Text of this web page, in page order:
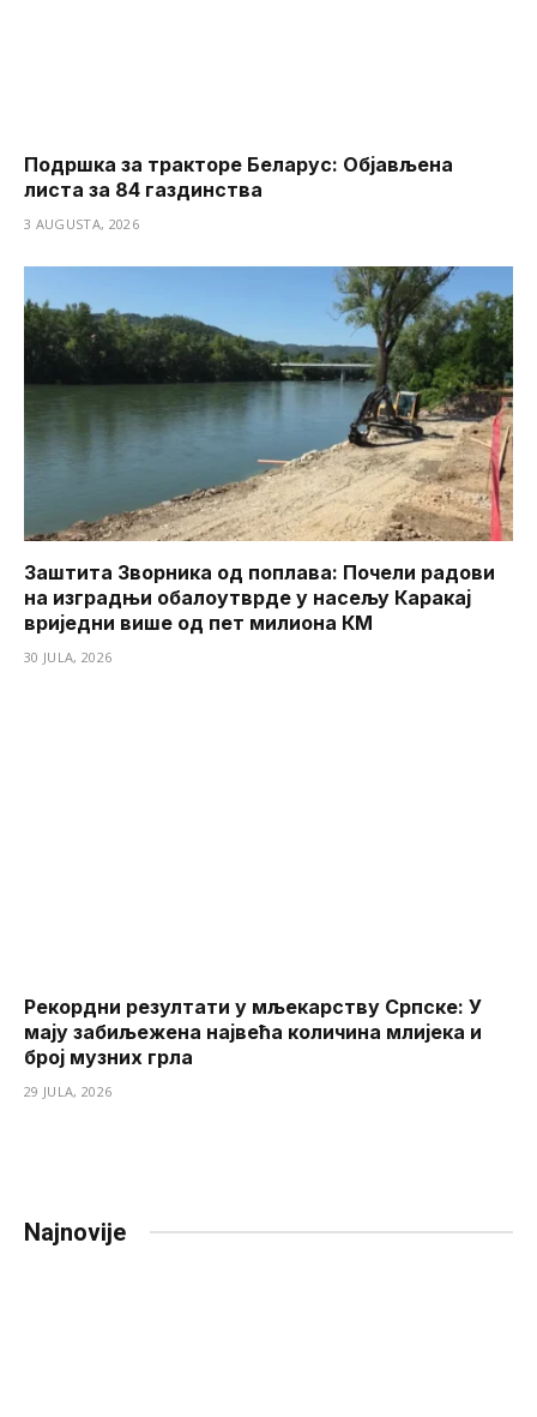
Подршка за тракторе Беларус: Објављена
листа за 84 газдинства
3 AUGUSTA, 2026
Заштита Зворника од поплава: Почели радови
на изградњи обалоутврде у насељу Каракај
вриједни више од пет милиона КМ
30 JULA, 2026
Рекордни резултати у мљекарству Српске: У
мају забиљежена највећа количина млијека и
број музних грла
29 JULA, 2026
Najnovije